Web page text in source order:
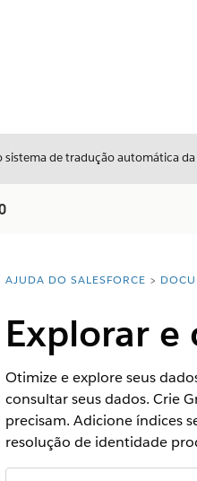
de tradução automática da
Você está aqui:
AJUDA DO SALESFORCE
Explorar e
Otimize e explore seus
consultar seus dados. Crie
precisam. Adicione índices
resolução de identidade